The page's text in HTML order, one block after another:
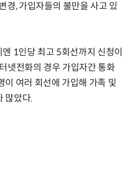
경, 가입자들의 불만을 사고 있
1인당 최고 5회선까지 신청이
넷전화의 경우 가입자간 통화
이 여러 회선에 가입해 가족 및
많았다.